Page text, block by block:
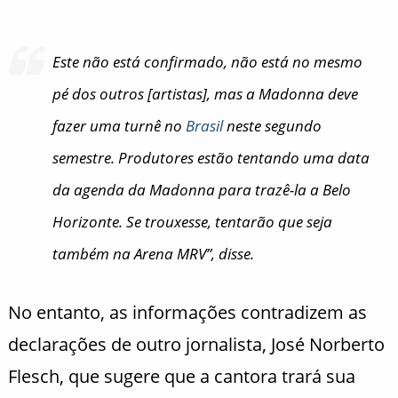
Este não está confirmado, não está no mesmo
pé dos outros [artistas], mas a Madonna deve
fazer uma turnê no Brasilneste segundo
semestre. Produtores estão tentando uma data
da agenda da Madonna para trazê-la a Belo
Horizonte. Se trouxesse, tentarão que seja
também na Arena MRV”, disse.
No entanto, as informações contradizem as
declarações de outro jornalista, José Norberto
Flesch, que sugere que a cantora trará sua